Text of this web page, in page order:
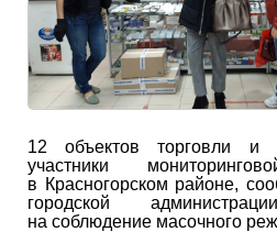
12 объектов торговли и
участники
в Красногорском районе,
городской
на соблюдение масочного